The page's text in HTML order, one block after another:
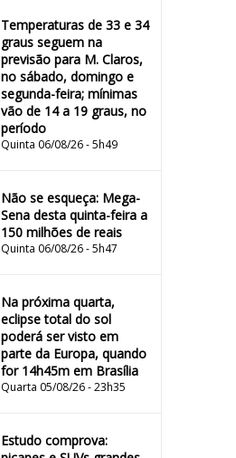
Temperaturas de 33 e 34
graus seguem na
previsão para M. Claros,
no sábado, domingo e
segunda-feira; mínimas
vão de 14 a 19 graus, no
período
Quinta 06/08/26 - 5h49
Não se esqueça: Mega-
Sena desta quinta-feira a
150 milhões de reais
Quinta 06/08/26 - 5h47
Na próxima quarta,
eclipse total do sol
poderá ser visto em
parte da Europa, quando
for 14h45m em Brasília
Quarta 05/08/26 - 23h35
Estudo comprova: